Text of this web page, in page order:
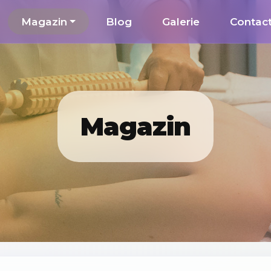
Magazin Blog Galerie
Magazin